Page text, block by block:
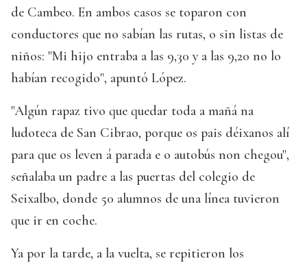
de Cambeo. En ambos casos se toparon con
conductores que no sabían las rutas, o sin listas de
niños: "Mi hijo entraba a las 9,30 y a las 9,20 no lo
habían recogido", apuntó López.
"Algún rapaz tivo que quedar toda a mañá na
ludoteca de San Cibrao, porque os pais déixanos alí
para que os leven á parada e o autobús non chegou",
señalaba un padre a las puertas del colegio de
Seixalbo, donde 50 alumnos de una línea tuvieron
que ir en coche.
Ya por la tarde, a la vuelta, se repitieron los